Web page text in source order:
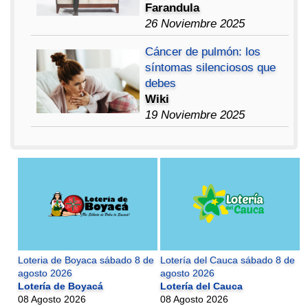
Farandula
26 Noviembre 2025
Cáncer de pulmón: los
síntomas silenciosos que
debes
Wiki
19 Noviembre 2025
Loteria de Boyaca sábado 8 de
agosto 2026
Lotería de Boyacá
08 Agosto 2026
Lotería del Cauca sábado 8 de
agosto 2026
Lotería del Cauca
08 Agosto 2026